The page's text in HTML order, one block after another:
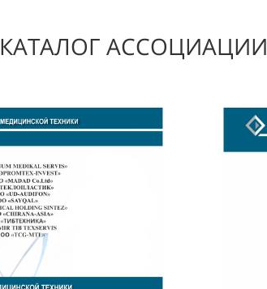
КАТАЛОГ АССОЦИАЦИИ